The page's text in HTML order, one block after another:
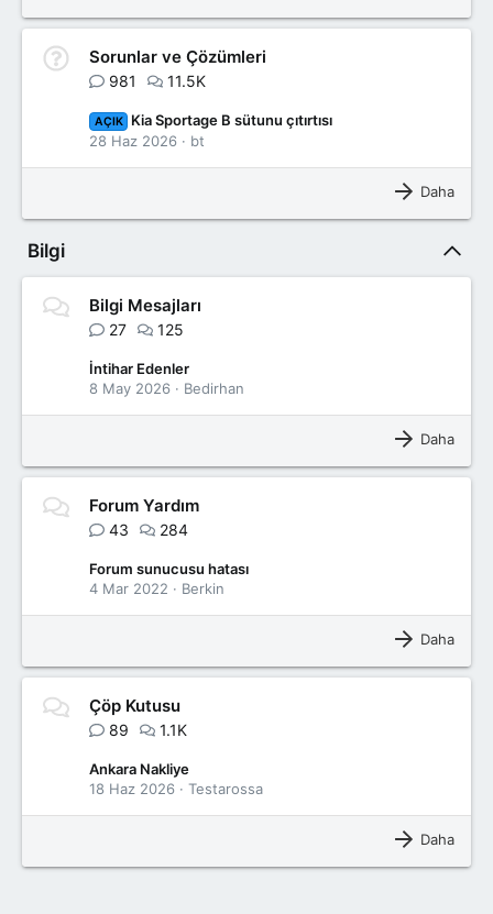
Sorunlar ve Çözümleri
981 11.5K
Daha
AÇIK
Kia Sportage B sütunu çıtırtısı
28 Haz 2026
bt
Bilgi
Bilgi Mesajları
27 125
Daha
İntihar Edenler
8 May 2026
Bedirhan
Forum Yardım
43 284
Daha
Forum sunucusu hatası
4 Mar 2022
Berkin
Çöp Kutusu
89 1.1K
Daha
Ankara Nakliye
18 Haz 2026
Testarossa